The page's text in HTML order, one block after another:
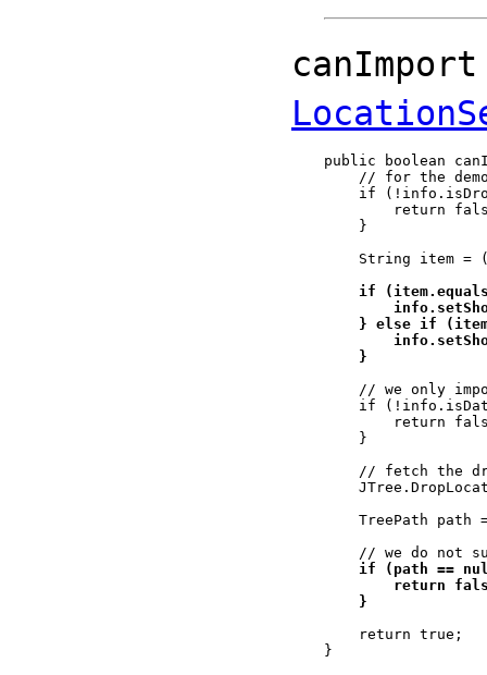
canImport
public boolean
// for the
if
return
    }
String item =
if
} else if
    }
// we only
if
return
    }
// fetch the
TreePath path
// we do not
if (path ==
return
    }
    return true;